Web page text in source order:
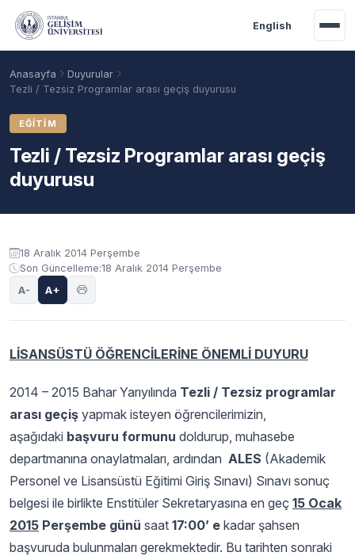
Ana içeriğe geç
English
Akademik Takvim Burslar Taban Puanlar
Anasayfa
Duyurular
Tezli / Tezsiz Programlar arası geçiş duyurusu
EĞITIM
Tezli / Tezsiz Programlar arası geçiş
duyurusu
Duyuru içeriği
18 Aralık 2014 Perşembe
Son Güncelleme:18 Aralık 2014 Perşembe
A- A+
LİSANSÜSTÜ ÖĞRENCİLERİNE ÖNEMLİ DUYURU
2014 – 2015 Bahar Yarıyılında Tezli / Tezsiz programlar
arası geçiş yapmak isteyen öğrencilerimizin,
aşağıdaki başvuru formunu doldurup, muhasebe
departmanına onaylatmaları, ardından ALES (Akademik
Personel ve Lisansüstü Eğitimi Giriş Sınavı) Sınavı sonuç
belgesi ile birlikte Enstitüler Sekretaryasına en geç 15 Ocak
2015 Perşembe günü saat 17:00’ e kadar şahsen
başvuruda bulunmaları gerekmektedir. Bu tarihten sonraki